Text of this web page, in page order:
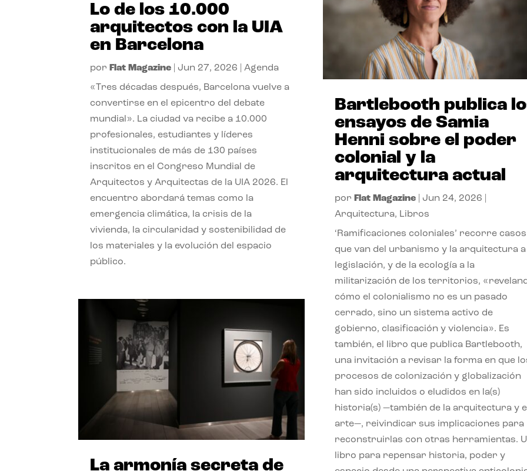
Lo de los 10.000
arquitectos con la UIA
en Barcelona
por Flat Magazine Jun 27, 2026 |Agenda
«Tres décadas después, Barcelona vuelve a
convertirse en el epicentro del debate
mundial». La ciudad va recibe a 10.000
profesionales, estudiantes y líderes
institucionales de más de 130 países
inscritos en el Congreso Mundial de
Arquitectos y Arquitectas de la UIA 2026. El
encuentro abordará temas como la
emergencia climática, la crisis de la
vivienda, la circularidad y sostenibilidad de
los materiales y la evolución del espacio
público.
La armonía secreta de
Bartlebooth publica
ensayos de Samia
Henni sobre el poder
colonial y la
arquitectura actual
por Flat Magazine| Jun 24, 2026
Arquitectura, Libros
‘Ramificaciones coloniales’ recorre casos
que van del urbanismo y la arquitectura a
legislación, y de la ecología a la
militarización de los territorios,
cómo el colonialismo no es un pasado
cerrado, sino un sistema activo de
gobierno, clasificación y violencia». Es
también, el libro que publica Bartlebooth,
una invitación a revisar la forma en que
procesos de colonización y globalización
han sido incluidos o eludidos en la(s)
historia(s) —también de la arquitectura y
arte—, reivindicar sus implicaciones para
reconstruirlas con otras herramientas.
libro para repensar historia, poder y